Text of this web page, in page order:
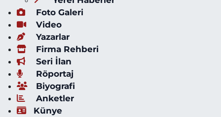
Foto Galeri
Video
Yazarlar
Firma Rehberi
Seri İlan
Röportaj
Biyografi
Anketler
Künye